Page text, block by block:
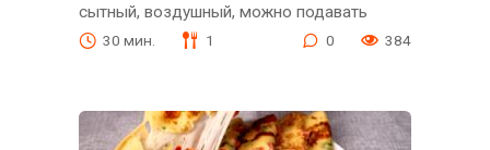
сытный, воздушный, можно подавать
30 мин. 1 0 384